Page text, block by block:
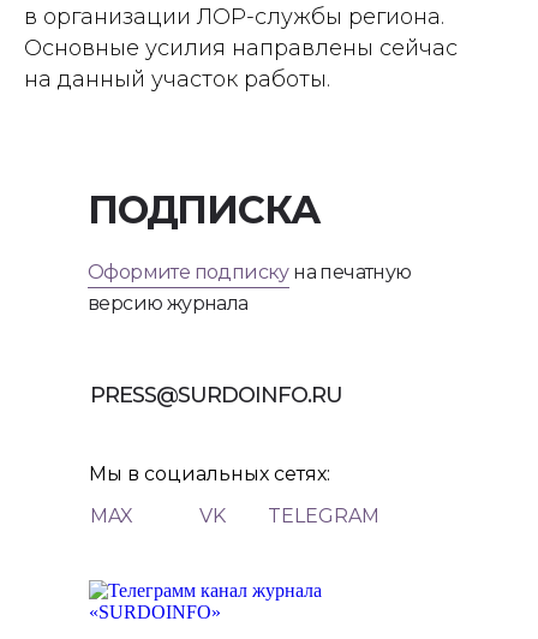
в организации ЛОР-службы региона.
Основные усилия направлены сейчас
на данный участок работы.
Оформите подпискуна печатную
версию журнала
ПОДПИСКА
PRESS@SURDOINFO.RU
TELEGRAM
VK
MAX
Мы в социальных сетях: